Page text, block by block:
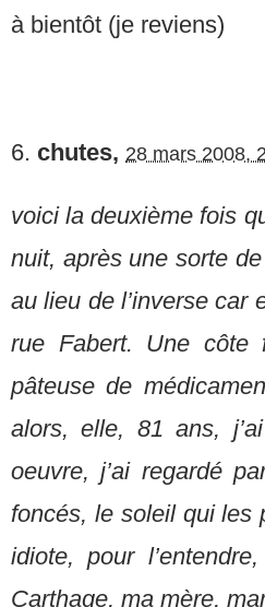
à bientôt (je reviens)
6. chutes, 28 mars 2008,
voici la deuxième fois
nuit, après une sorte
au lieu de l’inverse car
rue Fabert. Une
pâteuse de
alors, elle, 81 ans,
oeuvre, j’ai regardé
foncés, le soleil qui les
idiote, pour
Carthage, ma mère,